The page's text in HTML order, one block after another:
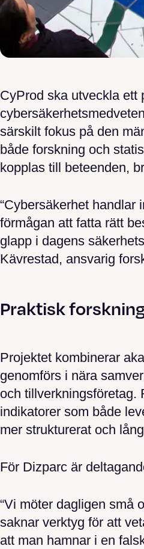
CyProd ska utveckla ett
särskilt fokus på den
både forskning och
kopplas till beteenden,
“Cybersäkerhet handlar
förmågan att fatta rätt
glapp i dagens
Kävrestad, ansvarig
Praktisk
Projektet kombinerar
genomförs i nära
och tillverkningsföretag.
indikatorer som både
mer strukturerat och
För Dizparc är
“Vi möter dagligen små
saknar verktyg för att
att man hamnar i en